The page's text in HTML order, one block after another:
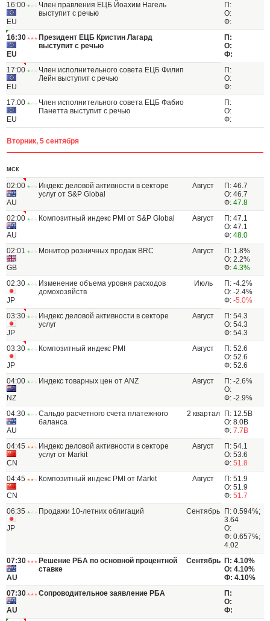
16:00
EU
Член правления ЕЦБ Йоахим Нагель
выступит с речью
П:
О:
Ф:
16:30
EU
Президент ЕЦБ Кристин Лагард
выступит с речью
П:
О:
Ф:
17:00
EU
Член исполнительного совета ЕЦБ Филип
Лейн выступит с речью
П:
О:
Ф:
17:00
EU
Член исполнительного совета ЕЦБ Фабио
Панетта выступит с речью
П:
О:
Ф:
Вторник, 5 сентября
МСК
02:00
AU
Индекс деловой активности в секторе
услуг от S&P Global
Август
П: 46.7
О: 46.7
Ф: 47.8
02:00
AU
Композитный индекс PMI от S&P Global Август
П: 47.1
О: 47.1
Ф: 48.0
02:01
GB
Монитор розничных продаж BRC Август
П: 1.8%
О: 2.2%
Ф: 4.3%
02:30
JP
Изменение объема уровня расходов
домохозяйств
Июль
П: -4.2%
О: -2.4%
Ф: -5.0%
03:30
JP
Индекс деловой активности в секторе
услуг
Август
П: 54.3
О: 54.3
Ф: 54.3
03:30
JP
Композитный индекс PMI Август
П: 52.6
О: 52.6
Ф: 52.6
04:00
NZ
Индекс товарных цен от ANZ Август
П: -2.6%
О:
Ф: -2.9%
04:30
AU
Сальдо расчетного счета платежного
баланса
2 квартал
П: 12.5B
О: 8.0B
Ф: 7.7B
04:45
CN
Индекс деловой активности в секторе
услуг от Markit
Август
П: 54.1
О: 53.6
Ф: 51.8
04:45
CN
Композитный индекс PMI от Markit Август
П: 51.9
О: 51.9
Ф: 51.7
06:35
JP
Продажи 10-летних облигаций Сентябрь
П: 0.594%;
3.64
О:
Ф: 0.657%;
4.02
07:30
AU
Решение РБА по основной процентной
ставке
Сентябрь
П: 4.10%
О: 4.10%
Ф: 4.10%
07:30
AU
Сопроводительное заявление РБА
П:
О:
Ф: